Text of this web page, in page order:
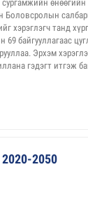
Боловсролын
хэрэглэгч танд
байгууллагаас
Эрхэм
гэдэгт итгэж
2050